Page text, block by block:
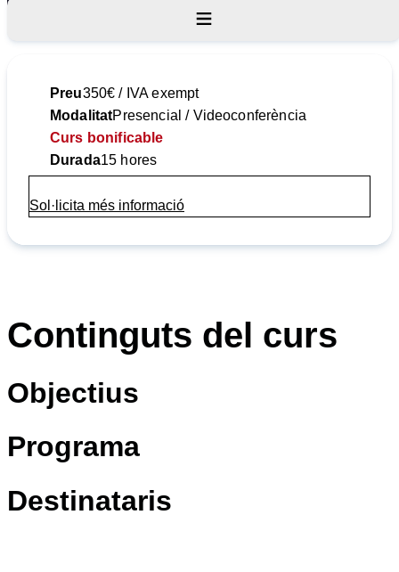
Destinataris
Preu350€ / IVA exempt
ModalitatPresencial / Videoconferència
Curs bonificable
Durada15 hores
Sol·licita més informació
Continguts del curs
Objectius
Programa
Destinataris